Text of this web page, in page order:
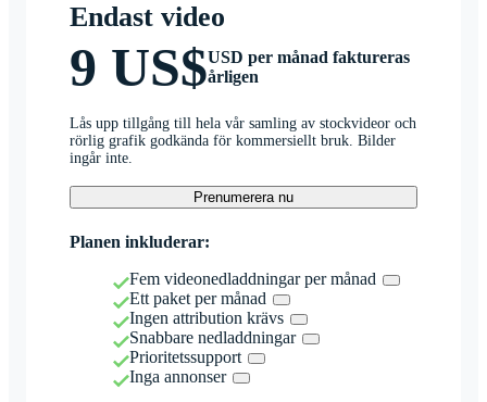
Endast video
9 US$USD per månad faktureras
årligen
Lås upp tillgång till hela vår samling av stockvideor och
rörlig grafik godkända för kommersiellt bruk. Bilder
ingår inte.
Prenumerera nu
Planen inkluderar:
Fem videonedladdningar per månad
Ett paket per månad
Ingen attribution krävs
Snabbare nedladdningar
Prioritetssupport
Inga annonser